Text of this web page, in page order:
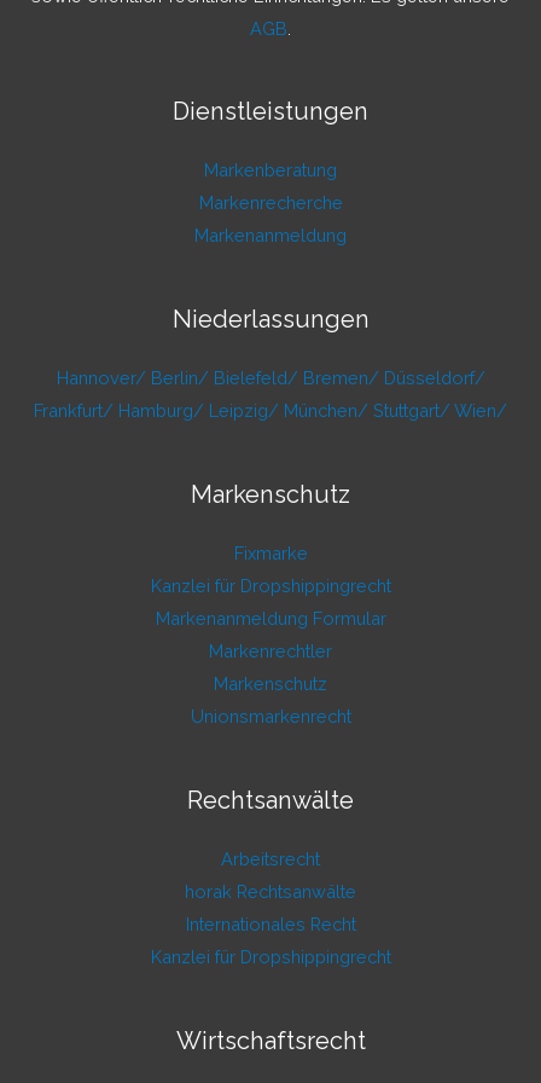
AGB
Dienstleistungen
Markenberatung
Markenrecherche
Markenanmeldung
Niederlassungen
Hannover/ Berlin/ Bielefeld/ Bremen/ Düsseldorf/
Frankfurt/ Hamburg/ Leipzig/ München/ Stuttgart/ Wien/
Markenschutz
Fixmarke
Kanzlei für Dropshippingrecht
Markenanmeldung Formular
Markenrechtler
Markenschutz
Unionsmarkenrecht
Rechtsanwälte
Arbeitsrecht
horak Rechtsanwälte
Internationales Recht
Kanzlei für Dropshippingrecht
Wirtschaftsrecht